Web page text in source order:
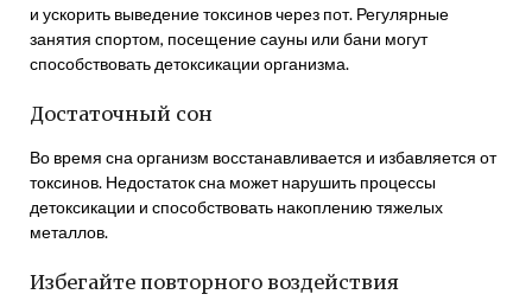
и ускорить выведение токсинов через пот. Регулярные
занятия спортом, посещение сауны или бани могут
способствовать детоксикации организма.
Достаточный сон
Во время сна организм восстанавливается и избавляется от
токсинов. Недостаток сна может нарушить процессы
детоксикации и способствовать накоплению тяжелых
металлов.
Избегайте повторного воздействия